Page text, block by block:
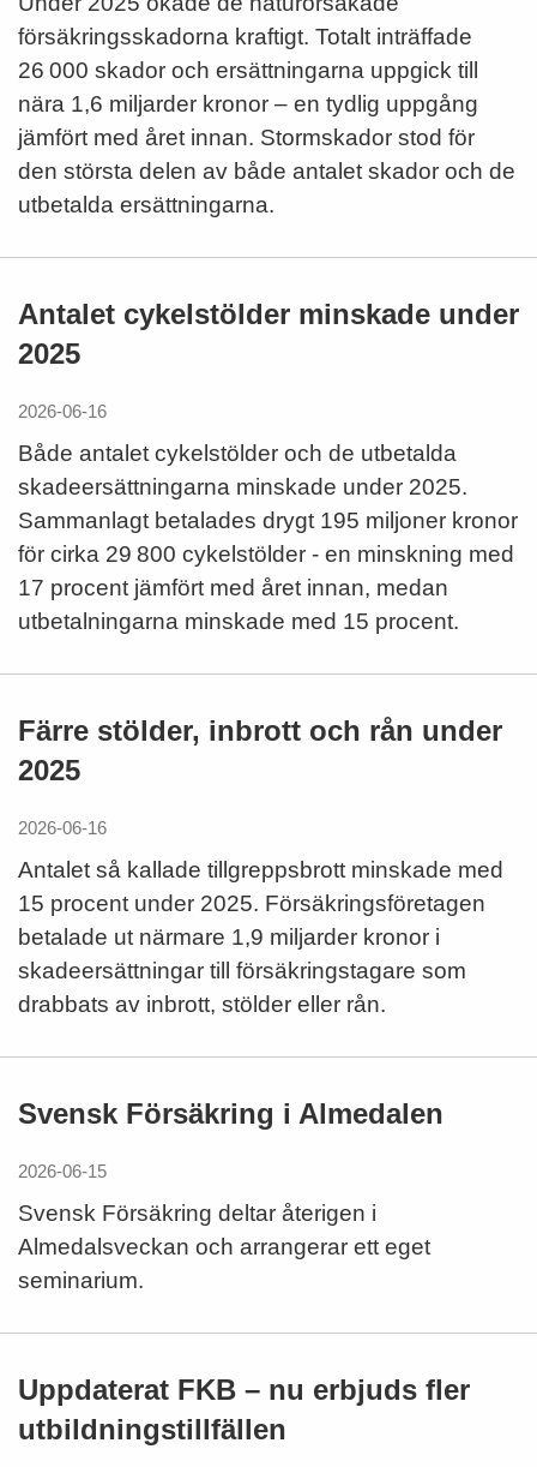
försäkringsskadorna kraftigt. Totalt inträffade
26 000 skador och ersättningarna uppgick till
nära 1,6 miljarder kronor – en tydlig uppgång
jämfört med året innan. Stormskador stod för
den största delen av både antalet skador och de
utbetalda ersättningarna.
Antalet cykelstölder minskade under
2025
2026-06-16
Både antalet cykelstölder och de utbetalda
skadeersättningarna minskade under 2025.
Sammanlagt betalades drygt 195 miljoner kronor
för cirka 29 800 cykelstölder - en minskning med
17 procent jämfört med året innan, medan
utbetalningarna minskade med 15 procent.
Färre stölder, inbrott och rån under
2025
2026-06-16
Antalet så kallade tillgreppsbrott minskade med
15 procent under 2025. Försäkringsföretagen
betalade ut närmare 1,9 miljarder kronor i
skadeersättningar till försäkringstagare som
drabbats av inbrott, stölder eller rån.
Svensk Försäkring i Almedalen
2026-06-15
Svensk Försäkring deltar återigen i
Almedalsveckan och arrangerar ett eget
seminarium.
Uppdaterat FKB – nu erbjuds fler
utbildningstillfällen